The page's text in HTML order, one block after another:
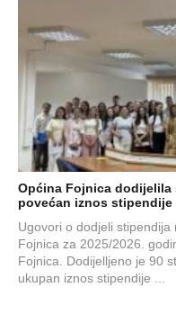
Općina Fojnica dodijelila
povećan iznos stipendije
Ugovori o dodjeli
Fojnica za 2025/2026.
Fojnica. Dodijelljeno je 90
ukupan iznos stipendije ...